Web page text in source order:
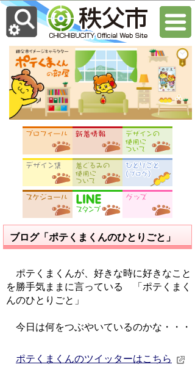
ブログ「ポテくまくんのひとりごと」
ポテくまくんが、好きな時に好きなこと
を勝手気ままに言っている 「ポテくまく
んのひとりごと」
今日は何をつぶやいているのかな・・・
ポテくまくんのツイッターはこちら